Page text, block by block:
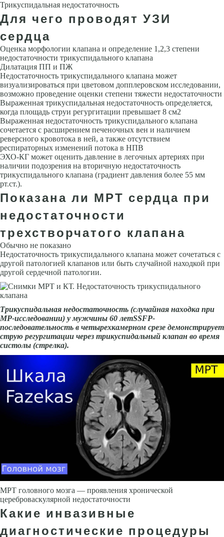
Трикуспидальная недостаточность
Для чего проводят УЗИ
сердца
Оценка морфологии клапана и определение 1,2,3 степени
недостаточности трикуспидального клапана
Дилатация ПП и ПЖ
Недостаточность трикуспидального клапана может
визуализироваться при цветовом доп­плеровском исследовании,
возможно проведение оценки степени тяжести недостаточности
Выраженная трикуспидальная недостаточность опре­деляется,
когда площадь струи регургитации превышает 8 см2
Выра­женная недостаточность трикуспидального клапана
сочетается с расши­рением печеночных вен и наличием
реверсного кровотока в ней, а также отсутствием
респираторных изменений потока в НПВ
ЭХО-КГ может оценить давление в легочных артериях при
наличии подозрения на вто­ричную недостаточность
трикуспидального клапана (градиент давления более 55 мм
рт.ст.).
Показана ли МРТ сердца при
недостаточности
трехстворчатого клапана
Обычно не показано
Недостаточность трикуспидального клапана может сочетаться с
другой патологией клапанов или быть случайной находкой при
другой сердечной патологии.
Трикуспидальная недостаточность (случайная находка при
МР-исследовании) у мужчины 60 летSSFP-
последовательность в четырехкамер­ном срезе демонстрирует
струю регургитации через трикуспи­дальный клапан во время
систо­лы (стрелка).
МРТ головного мозга — проявления хронической
цереброваскулярной недостаточности
Какие инвазивные
диагностические процедуры